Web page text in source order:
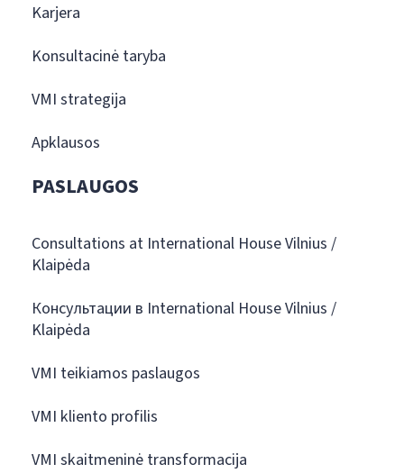
Karjera
Konsultacinė taryba
VMI strategija
Apklausos
PASLAUGOS
Consultations at International House Vilnius /
Klaipėda
Консультации в International House Vilnius /
Klaipėda
VMI teikiamos paslaugos
VMI kliento profilis
VMI skaitmeninė transformacija